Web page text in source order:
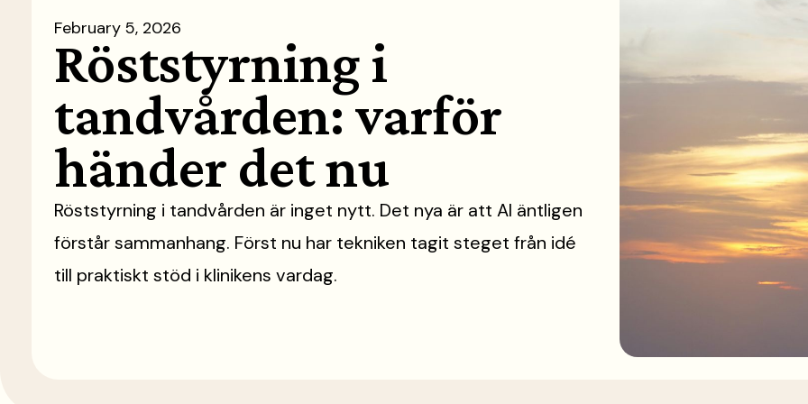
February 5, 2026
Röststyrning i
tandvården: varför
händer det nu
Röststyrning i tandvården är inget nytt. Det nya är att AI äntligen
förstår sammanhang. Först nu har tekniken tagit steget från idé
till praktiskt stöd i klinikens vardag.